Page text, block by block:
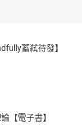
蓄弒待發】
【電子書】